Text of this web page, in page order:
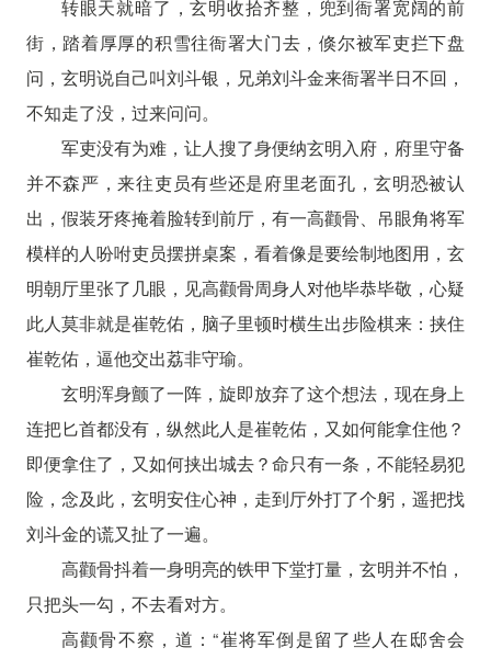
转眼天就暗了，玄明收拾齐整，兜到衙署宽阔的前
街，踏着厚厚的积雪往衙署大门去，倏尔被军吏拦下盘
问，玄明说自己叫刘斗银，兄弟刘斗金来衙署半日不回，
不知走了没，过来问问。
军吏没有为难，让人搜了身便纳玄明入府，府里守备
并不森严，来往吏员有些还是府里老面孔，玄明恐被认
出，假装牙疼掩着脸转到前厅，有一高颧骨、吊眼角将军
模样的人吩咐吏员摆拼桌案，看着像是要绘制地图用，玄
明朝厅里张了几眼，见高颧骨周身人对他毕恭毕敬，心疑
此人莫非就是崔乾佑，脑子里顿时横生出步险棋来：挟住
崔乾佑，逼他交出荔非守瑜。
玄明浑身颤了一阵，旋即放弃了这个想法，现在身上
连把匕首都没有，纵然此人是崔乾佑，又如何能拿住他？
即便拿住了，又如何挟出城去？命只有一条，不能轻易犯
险，念及此，玄明安住心神，走到厅外打了个躬，遥把找
刘斗金的谎又扯了一遍。
高颧骨抖着一身明亮的铁甲下堂打量，玄明并不怕，
只把头一勾，不去看对方。
高颧骨不察，道：“崔将军倒是留了些人在邸舍会